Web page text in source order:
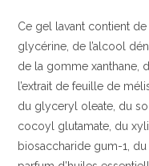
Ce gel lavant contient
glycérine, de l’alcool
de la gomme xanthane,
l’extrait de feuille de
du glyceryl oleate, du
cocoyl glutamate, du
biosaccharide gum-1,